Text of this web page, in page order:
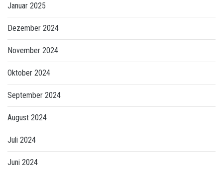
Januar 2025
Dezember 2024
November 2024
Oktober 2024
September 2024
August 2024
Juli 2024
Juni 2024